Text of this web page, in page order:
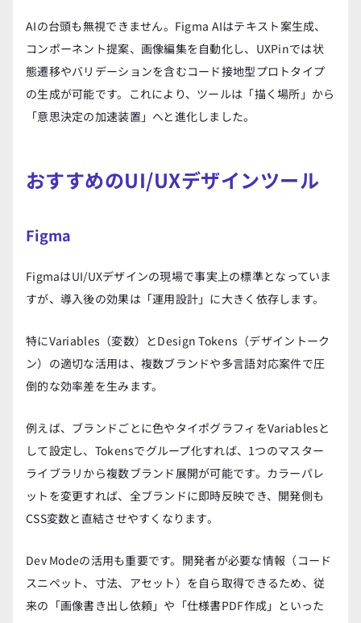
AIの台頭も無視できません。Figma AIはテキスト案生成、
コンポーネント提案、画像編集を自動化し、UXPinでは状
態遷移やバリデーションを含むコード接地型プロトタイプ
の生成が可能です。これにより、ツールは「描く場所」から
「意思決定の加速装置」へと進化しました。
おすすめのUI/UXデザインツール
Figma
FigmaはUI/UXデザインの現場で事実上の標準となっていま
すが、導入後の効果は「運用設計」に大きく依存します。
特にVariables（変数）とDesign Tokens（デザイントーク
ン）の適切な活用は、複数ブランドや多言語対応案件で圧
倒的な効率差を生みます。
例えば、ブランドごとに色やタイポグラフィをVariablesと
して設定し、Tokensでグループ化すれば、1つのマスター
ライブラリから複数ブランド展開が可能です。カラーパレ
ットを変更すれば、全ブランドに即時反映でき、開発側も
CSS変数と直結させやすくなります。
Dev Modeの活用も重要です。開発者が必要な情報（コード
スニペット、寸法、アセット）を自ら取得できるため、従
来の「画像書き出し依頼」や「仕様書PDF作成」といった